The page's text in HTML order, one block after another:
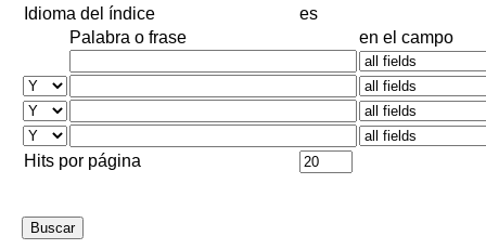
Idioma del índice
es
Palabra o frase
en el campo
Hits por página